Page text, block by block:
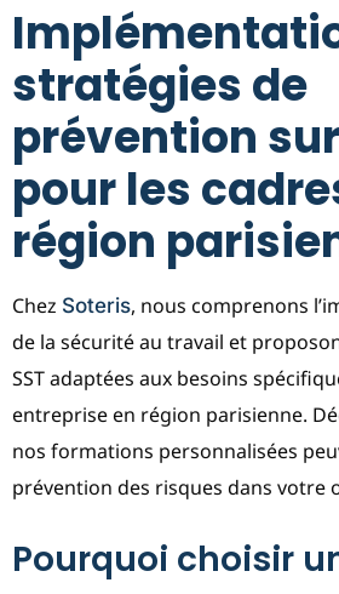
stratégies de
prévention
pour les
région
Chez Soteris, nous comprenons
de la sécurité au travail et
SST adaptées aux besoins
entreprise en région parisienne.
nos formations personnalisées
prévention des risques dans votre
Pourquoi choisir